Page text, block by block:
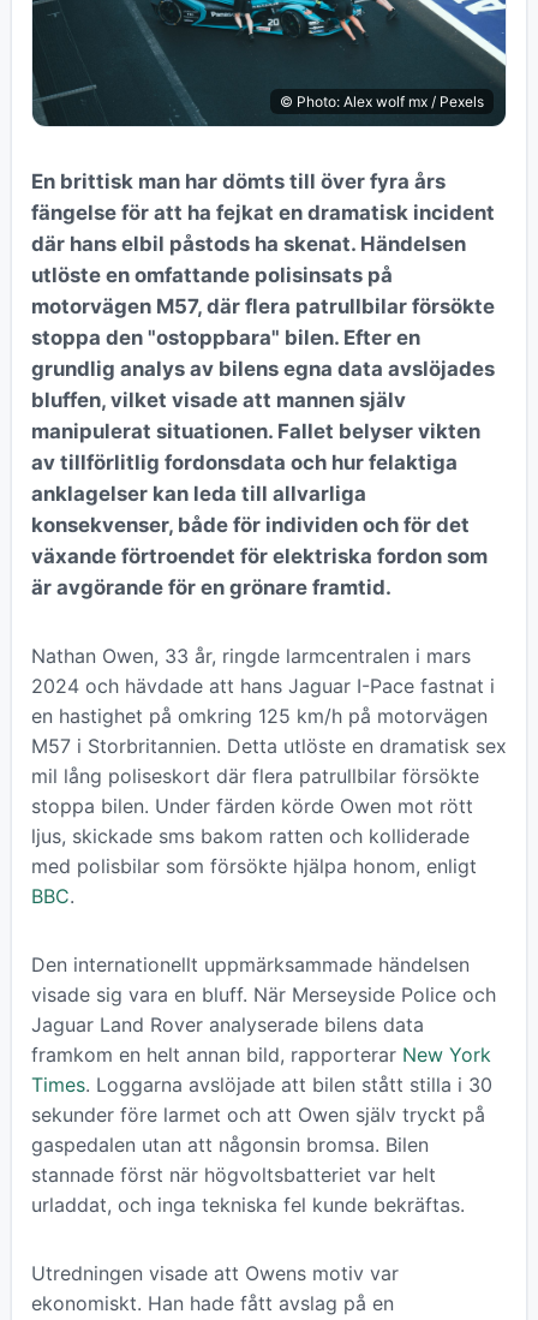
© Photo: Alex wolf mx / Pexels
En brittisk man har dömts till över fyra års
fängelse för att ha fejkat en dramatisk incident
där hans elbil påstods ha skenat. Händelsen
utlöste en omfattande polisinsats på
motorvägen M57, där flera patrullbilar försökte
stoppa den "ostoppbara" bilen. Efter en
grundlig analys av bilens egna data avslöjades
bluffen, vilket visade att mannen själv
manipulerat situationen. Fallet belyser vikten
av tillförlitlig fordonsdata och hur felaktiga
anklagelser kan leda till allvarliga
konsekvenser, både för individen och för det
växande förtroendet för elektriska fordon som
är avgörande för en grönare framtid.
Nathan Owen, 33 år, ringde larmcentralen i mars
2024 och hävdade att hans Jaguar I-Pace fastnat i
en hastighet på omkring 125 km/h på motorvägen
M57 i Storbritannien. Detta utlöste en dramatisk sex
mil lång poliseskort där flera patrullbilar försökte
stoppa bilen. Under färden körde Owen mot rött
ljus, skickade sms bakom ratten och kolliderade
med polisbilar som försökte hjälpa honom, enligt
BBC.
Den internationellt uppmärksammade händelsen
visade sig vara en bluff. När Merseyside Police och
Jaguar Land Rover analyserade bilens data
framkom en helt annan bild, rapporterar New York
Times. Loggarna avslöjade att bilen stått stilla i 30
sekunder före larmet och att Owen själv tryckt på
gaspedalen utan att någonsin bromsa. Bilen
stannade först när högvoltsbatteriet var helt
urladdat, och inga tekniska fel kunde bekräftas.
Utredningen visade att Owens motiv var
ekonomiskt. Han hade fått avslag på en